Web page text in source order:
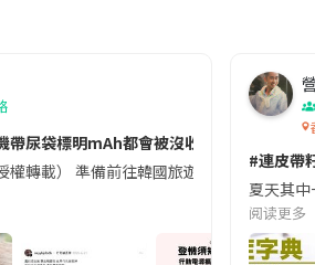
帶尿袋標明mAh都會被沒收😱出發前切記檢
權轉載） 準備前往韓國旅遊的民眾，近
#連皮帶
夏天其
阅读更多